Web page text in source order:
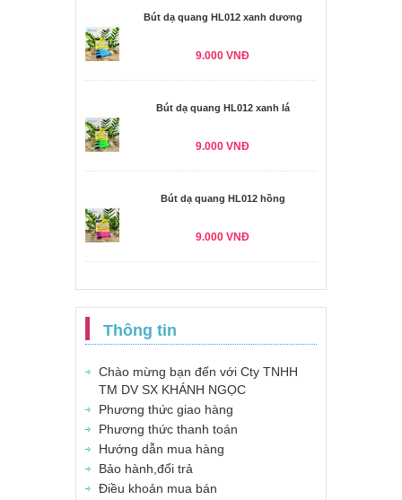
Bút dạ quang HL012 xanh dương
9.000 VNĐ
Bút dạ quang HL012 xanh lá
9.000 VNĐ
Bút dạ quang HL012 hồng
9.000 VNĐ
Thông tin
Chào mừng bạn đến với Cty TNHH
TM DV SX KHÁNH NGỌC
Phương thức giao hàng
Phương thức thanh toán
Hướng dẫn mua hàng
Bảo hành,đổi trả
Điều khoản mua bán